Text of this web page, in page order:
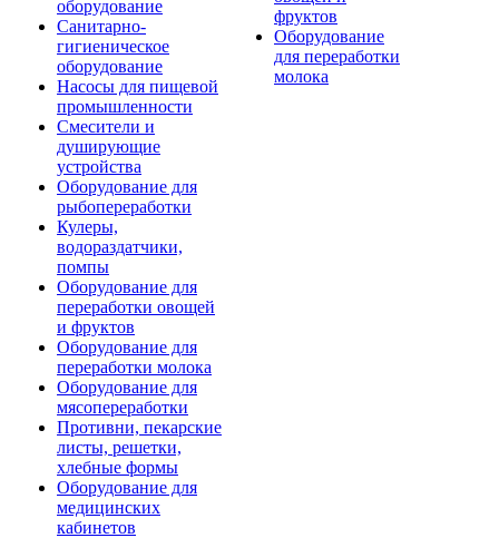
оборудование
Санитарно-
гигиеническое
оборудование
Насосы для пищевой
промышленности
Смесители и
душирующие
устройства
Оборудование для
рыбопереработки
Кулеры,
водораздатчики,
помпы
Оборудование для
переработки овощей
и фруктов
Оборудование для
переработки молока
Оборудование для
мясопереработки
Противни, пекарские
листы, решетки,
хлебные формы
Оборудование для
медицинских
кабинетов
фруктов
Оборудование
для переработки
молока